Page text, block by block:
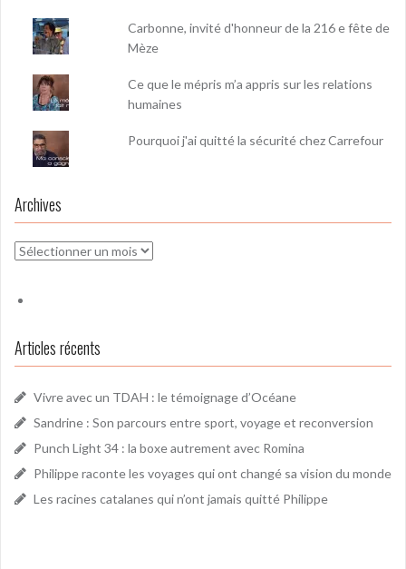
Carbonne, invité d'honneur de la 216 e fête de
Mèze
Ce que le mépris m’a appris sur les relations
humaines
Pourquoi j'ai quitté la sécurité chez Carrefour
Archives
Archives
Articles récents
Vivre avec un TDAH : le témoignage d’Océane
Sandrine : Son parcours entre sport, voyage et reconversion
Punch Light 34 : la boxe autrement avec Romina
Philippe raconte les voyages qui ont changé sa vision du monde
Les racines catalanes qui n’ont jamais quitté Philippe